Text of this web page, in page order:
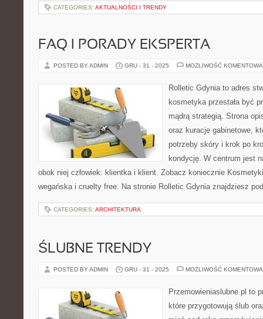
CATEGORIES: AKTUALNOŚCI I TRENDY
FAQ I PORADY EKSPERTA
POSTED BY ADMIN GRU - 31 - 2025 MOŻLIWOŚĆ
Rolletic Gdynia to adres
kosmetyka przestała być
mądrą strategią. Strona
oraz kuracje gabinetowe,
potrzeby skóry i krok po
kondycję. W centrum jest
obok niej człowiek: klientka i klient. Zobacz koniecznie
wegańska i cruelty free. Na stronie Rolletic Gdynia znajdziesz
CATEGORIES: ARCHITEKTURA
ŚLUBNE TRENDY
POSTED BY ADMIN GRU - 31 - 2025 MOŻLIWOŚĆ
Przemowieniaslubne.pl to
które przygotowują ślub